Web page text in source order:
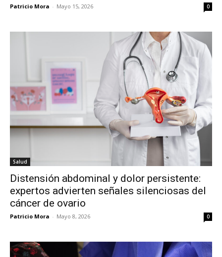
Patricio Mora - Mayo 15, 2026 0
Salud
Distensión abdominal y dolor persistente:
expertos advierten señales silenciosas del
cáncer de ovario
Patricio Mora - Mayo 8, 2026 0